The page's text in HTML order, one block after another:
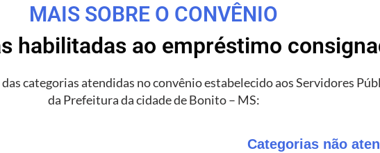
MAIS SOBRE O CONVÊNIO
habilitadas ao empréstimo
categorias atendidas no convênio estabelecido aos Servidores
da Prefeitura da cidade de Bonito – MS:
Categorias não